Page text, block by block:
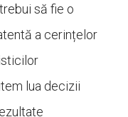
să fie o
a cerințelor
lua decizii